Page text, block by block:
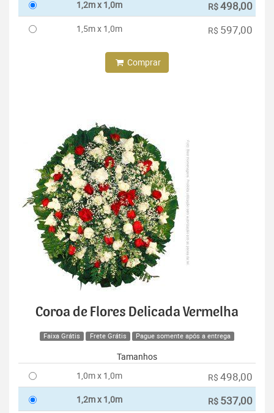
1,2m x 1,0m R$498,00
1,5m x 1,0m R$ 597,00
Comprar
Coroa de Flores Delicada Vermelha
Faixa Grátis Frete Grátis Pague somente após a entrega
Tamanhos
1,0m x 1,0m
R$ 498,00
1,2m x 1,0m R$ 537,00